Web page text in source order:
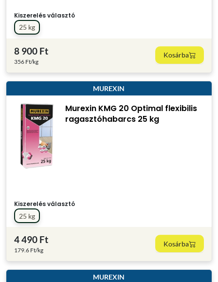
Kiszerelés választó
25 kg
8 900 Ft
356 Ft/kg
Kosárba
MUREXIN
Murexin KMG 20 Optimal flexibilis
ragasztóhabarcs 25 kg
Kiszerelés választó
25 kg
4 490 Ft
179.6 Ft/kg
Kosárba
MUREXIN